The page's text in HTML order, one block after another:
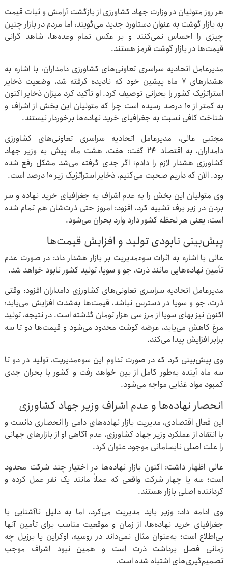
هر روز متولیان در وزارت جهاد کشاورزی از بازگشت آرامش و ثبات قیمت
به بازار گوشت به عنوان دستاورد جدید می‌گویند، اما مردم در بازار چنین
چیزی را احساس نمی‌کنند و بر عکس تمام وعده‌ها، شاهد گرانی
قیمت‌ها در بازار گوشت قرمز هستند.
مدیرعامل اتحادیه سراسری تعاونی‌های کشاورزی دامداران، با اشاره به
هشدارهای ۷ ماه پیشین خود که نادیده گرفته شد، وضعیت ذخایر
استراتژیک کشور را بحرانی توصیف کرد. او تأکید کرد میزان ذخایر اکنون
به کمتر از ۱۰ درصد رسیده است چرا که متولیان این بخش از اشراف و
شناخت کافی نسبت به جغرافیای خرید نهاده‌ها برخوردار نیستند.
مجتبی عالی، مدیرعامل اتحادیه سراسری تعاونی‌های کشاورزی
دامداران، به اقتصاد ۲۴ گفت: هفت، هشت ماه پیش به وزیر جهاد
کشاورزی هشدار لازم را دادم؛ اگر جدی گرفته می‌شد مشکل رفع شده
بود. الان که داریم صحبت می‌کنیم، ذخایر استراتژیک زیر ۱۰ درصد است.
وی متولیان این بخش را به عدم اشراف به جغرافیای خرید نهاده و سر
بردن در زیر برف تشبیه کرد، افزود: امروز حتی ذرت‌شان هم تمام شده
است، یعنی هر لحظه کشور دارد وارد بحران می‌شود.
پیش‌بینی نابودی تولید و افزایش قیمت‌ها
عالی با اشاره به اثرات سوءمدیریت بر بازار هشدار داد: در صورت عدم
تأمین نهاده‌هایی مانند ذرت، جو و سویا، تولید کشور نابود خواهد شد.
مدیرعامل اتحادیه سراسری تعاونی‌های کشاورزی دامداران افزود: وقتی
ذرت، جو و سویا در دسترس نباشد، قیمت‌ها به‌شدت افزایش می‌یابد؛
اکنون نیز بهای سویا از مرز سی هزار تومان گذشته است. در نتیجه، تولید
مرغ کاهش می‌یابد، عرضه گوشت محدود می‌شود و قیمت‌ها دو تا سه
برابر افزایش پیدا می‌کند.
وی پیش‌بینی کرد که در صورت تداوم این سوء‌مدیریت، تولید در دو تا
سه ماه آینده به‌طور کامل از بین خواهد رفت و کشور با بحران جدی
کمبود مواد غذایی مواجه می‌شود.
انحصار نهاده‌ها و عدم اشراف وزیر جهاد کشاورزی
این فعال اقتصادی، مدیریت بازار نهاده‌های دامی را انحصاری دانست و
با انتقاد از عملکرد وزیر جهاد کشاورزی، عدم آگاهی او از بازارهای جهانی
را علت اصلی نابسامانی موجود عنوان کرد.
عالی اظهار داشت: اکنون بازار نهاده‌ها در اختیار چند شرکت محدود
است؛ سه یا چهار شرکت واقعی که عملاً مانند یک نفر عمل کرده و
گرداننده اصلی بازار هستند.
وی ادامه داد: وزیر باید مدیریت می‌کرد، اما به دلیل ناآشنایی با
جغرافیای خرید نهاده‌ها، از زمان و موقعیت مناسب برای تأمین آنها
بی‌اطلاع است؛ به‌عنوان مثال نمی‌داند در روسیه، اوکراین یا برزیل چه
زمانی فصل برداشت ذرت است و همین نبود اشراف موجب
تصمیم‌گیری‌های اشتباه شده است.